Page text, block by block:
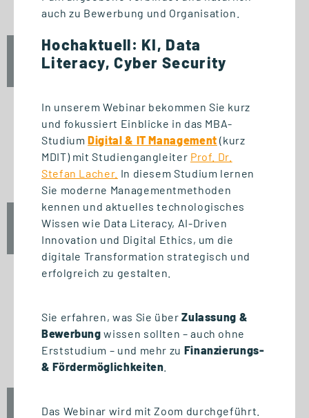
12:30 Uhr
START STUDIENGANG
Unternehmensführung (MBA)
Fr., 25. September 2026
10:00 Uhr
START STUDIENGANG
Business Innovation
Management (MBA)
Fr., 25. September 2026
auch zu Bewerbung und Organisation.
Hochaktuell: KI, Data
Literacy, Cyber Security
In unserem Webinar bekommen Sie kurz
und fokussiert Einblicke in das MBA-
StudiumDigital & IT Management (kurz
MDIT) mit Studiengangleiter Prof. Dr.
Stefan Lacher. In diesem Studium lernen
Sie moderne Managementmethoden
kennen und aktuelles technologisches
Wissen wie Data Literacy, AI-Driven
Innovation und Digital Ethics, um die
digitale Transformation strategisch und
erfolgreich zu gestalten.
Sie erfahren, was Sie überZulassung &
Bewerbung wissen sollten – auch ohne
Erststudium – und mehr zu Finanzierungs-
& Fördermöglichkeiten
Das Webinar wird mit Zoom durchgeführt.